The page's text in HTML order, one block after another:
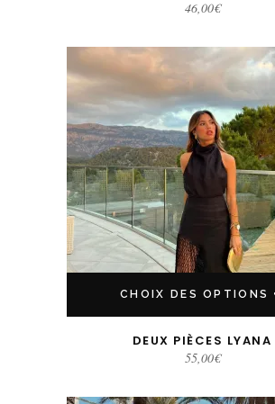
46,00€
CHOIX DES OPTIONS
DEUX PIÈCES LYANA
55,00€